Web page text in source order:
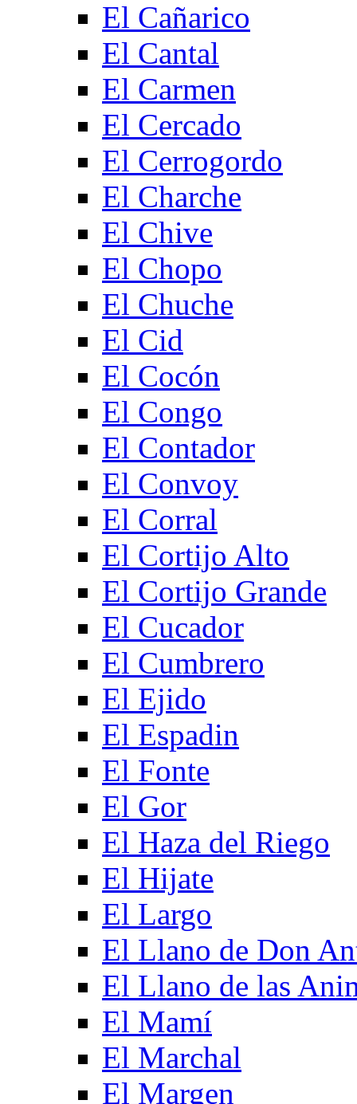
El Cañarico
El Cantal
El Carmen
El Cercado
El Cerrogordo
El Charche
El Chive
El Chopo
El Chuche
El Cid
El Cocón
El Congo
El Contador
El Convoy
El Corral
El Cortijo Alto
El Cortijo Grande
El Cucador
El Cumbrero
El Ejido
El Espadin
El Fonte
El Gor
El Haza del Riego
El Hijate
El Largo
El Llano de Don
El Llano de las
El Mamí
El Marchal
El Margen